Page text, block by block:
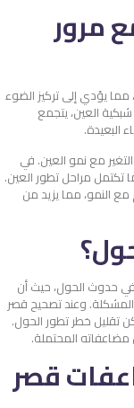
مرور
مما يؤدي إلى تركيز الضوء
العين، يتجمع
البعيدة.
مع نمو العين. في
تكتمل مراحل تطور العين.
النمو، مما يزيد من
حدوث الحول، حيث أن
المشكلة. وعند تصحيح قصر
تقليل خطر تطور الحول.
المحتملة.
قصر